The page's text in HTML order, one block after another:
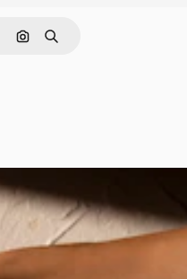
Поиск по изображению
Поиск